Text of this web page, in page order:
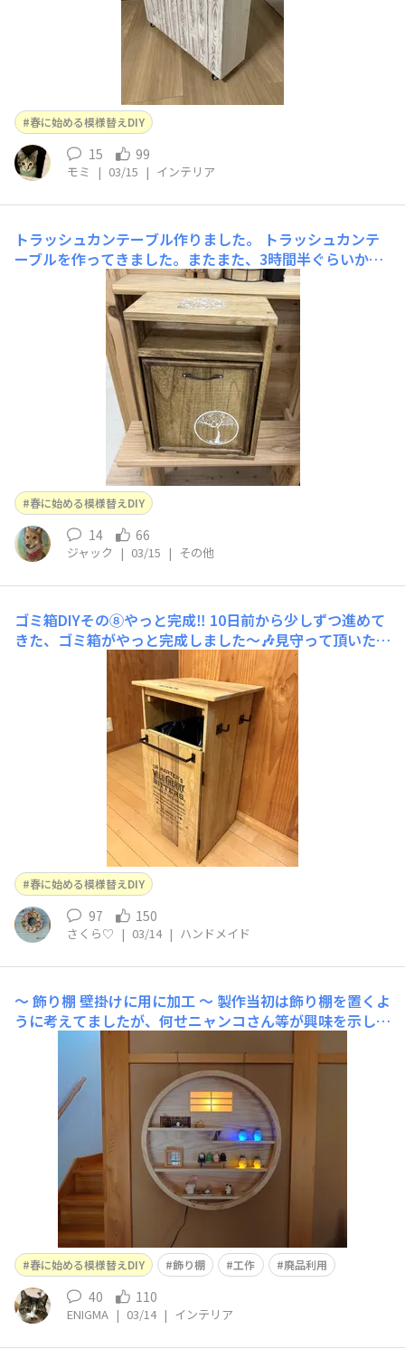
春に始める模様替えDIY
15 99
モミ | 03/15 | インテリア
トラッシュカンテーブル作りました。
トラッシュカンテ
ーブルを作ってきました。またまた、3時間半ぐらいかか
りました。大好きなブライワックスを使って、塗り込みま
した。いや〜疲れました😅蝶番の取り付けも本体に付け
るのが、やりにくかったです。ステンシルはなんとか上手
くいって、ほっ😮‍💨いままで隠していたゴミ箱を見せられ
るようになりました。
春に始める模様替えDIY
14 66
ジャック | 03/15 | その他
ゴミ箱DIYその⑧やっと完成‼️ 10日前から少しずつ進めて
きた、ゴミ箱がやっと完成しました〜🎶見守って頂いた皆
さん、ありがとうございます♡ステンシル、アタシの持っ
てる中で1番好きで、1番難易度高くて、1番集中力のいる
やつ笑🤣 頑張っても1時間かかるの〜💦でも、上手く出
来たらめちゃくちゃカッコいいんです💕扉にはアンアンバ
春に始める模様替えDIY
97 150
さくら♡ | 03/14 | ハンドメイド
〜 飾り棚 壁掛けに用に加工 〜 製作当初は飾り棚を置くよ
うに考えてましたが、何せニャンコさん等が興味を示して
くれそうなんで壁に掛けられるよう変更。吊り具は丈夫な
🪂パラコードで。掛けた際照明ボックスが壁に当たり前傾
になってしまう為、水平になるよう可倒式の脚を取付け🔧
(別に可倒式じゃなくてもいーじゃん)玄関ホールに飾りま
す💡(↙左下🐈
春に始める模様替えDIY 飾り棚 工作 廃品利用
40 110
ENIGMA | 03/14 | インテリア